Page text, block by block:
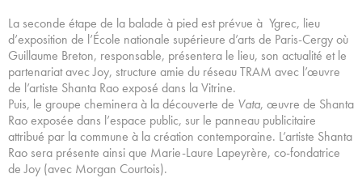
La seconde étape de la balade à pied est prévue à Ygrec, lieu
d’exposition de l’École nationale supérieure d’arts de Paris-Cergy où
Guillaume Breton, responsable, présentera le lieu, son actualité et le
partenariat avec Joy, structure amie du réseau TRAM avec l’œuvre
de l’artiste Shanta Rao exposé dans la Vitrine.
Puis, le groupe cheminera à la découverte de Vata, œuvre de Shanta
Rao exposée dans l’espace public, sur le panneau publicitaire
attribué par la commune à la création contemporaine. L’artiste Shanta
Rao sera présente ainsi que Marie-Laure Lapeyrère, co-fondatrice
de Joy (avec Morgan Courtois).